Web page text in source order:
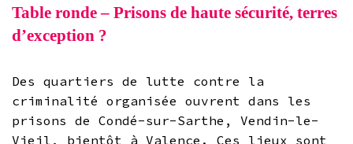
Table ronde – Prisons de haute sécurité, terres
d’exception ?
Des quartiers de lutte contre la
criminalité organisée ouvrent dans les
prisons de Condé-sur-Sarthe, Vendin-le-
Vieil, bientôt à Valence. Ces lieux sont